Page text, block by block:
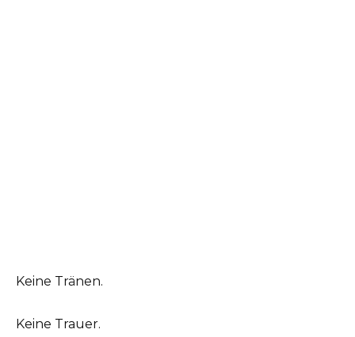
Keine Tränen.
Keine Trauer.